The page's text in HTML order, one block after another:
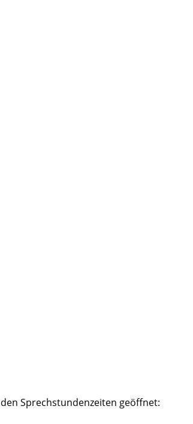
Sprechstundenzeiten geöffnet: